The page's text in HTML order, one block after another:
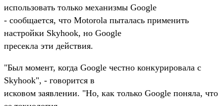
использовать только механизмы Google
- сообщается, что Motorola пыталась применить
настройки Skyhook, но Google
пресекла эти действия.
"Был момент, когда Google честно конкурировала с
Skyhook", - говорится в
исковом заявлении. "Но, как только Google поняла, что